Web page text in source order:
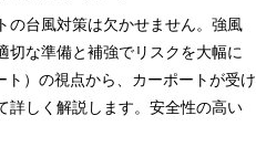
の台風対策は欠かせません。強風
切な準備と補強でリスクを大幅に
）の視点から、カーポートが受け
詳しく解説します。安全性の高い